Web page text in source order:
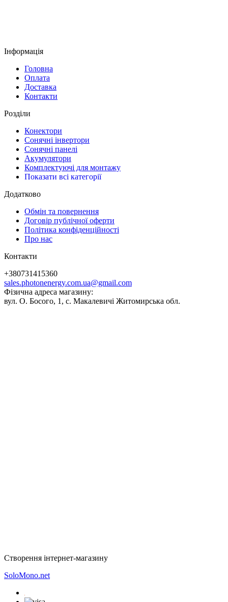
Інформація
Головна
Оплата
Доставка
Контакти
Розділи
Конектори
Сонячні інвертори
Сонячні панелі
Акумулятори
Комплектуючі для монтажу
Показати всі категорії
Додатково
Обмін та повернення
Договір публічної оферти
Політика конфіденційності
Про нас
Контакти
+380731415360
sales.photonenergy.com.ua@gmail.com
Фізична адреса магазину:
вул. О. Босого, 1, с. Макалевичі Житомирська обл.
Створення інтернет-магазину
SoloMono.net